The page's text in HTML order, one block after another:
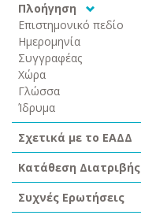
Πλοήγηση
Επιστημονικό πεδίο
Ημερομηνία
Συγγραφέας
Χώρα
Γλώσσα
Ίδρυμα
Σχετικά με το ΕΑΔΔ
Κατάθεση Διατριβής
Συχνές Ερωτήσεις